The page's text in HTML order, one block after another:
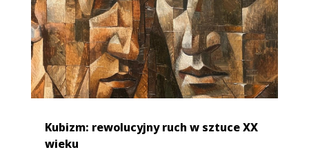
Kubizm: rewolucyjny ruch w sztuce XX
wieku